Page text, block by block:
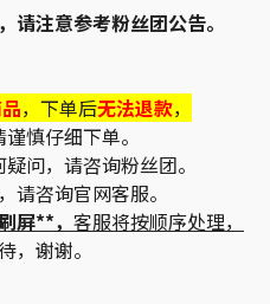
请注意参考粉丝团公告。
，下单后无法退款，
慎仔细下单。
问，请咨询粉丝团。
请咨询官网客服。
屏**， 客服将按顺序处理，
，谢谢。